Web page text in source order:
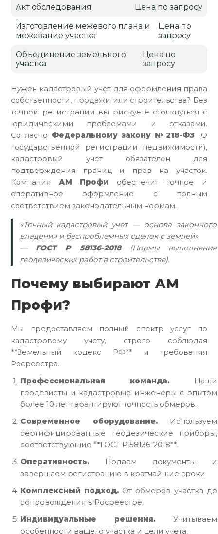
Нужен кадастровый учет для оформления права
собственности, продажи или строительства? Без
точной регистрации вы рискуете столкнуться с
юридическими проблемами и отказами.
Согласно Федеральному закону №218-ФЗ (О
государственной регистрации недвижимости),
кадастровый учет обязателен для
подтверждения границ и прав на участок.
Компания АМ Профи обеспечит точное и
оперативное оформление с полным
соответствием законодательным нормам.
«Точный кадастровый учет — основа законного
владения и беспроблемных сделок с землей»
— ГОСТ Р 58136-2018(Нормы выполнения
геодезических работ в строительстве).
Почему выбирают АМ
Профи?
Мы предоставляем полный спектр услуг по
кадастровому учету, строго соблюдая
**Земельный кодекс РФ** и требования
Росреестра.
Профессиональная команда. Наши
геодезисты и кадастровые инженеры с опытом
более 10 лет гарантируют точность обмеров.
Современное оборудование.Используем
сертифицированные геодезические приборы,
соответствующие **ГОСТ Р 58136-2018**.
Оперативность. Подаем документы и
завершаем регистрацию в кратчайшие сроки.
Комплексный подход. От обмеров участка до
сопровождения в Росреестре.
Индивидуальные решения. Учитываем
особенности вашего участка и цели учета.
Акт обследования Цена по запросу
Изготовление межевого плана и
межевание участка
Цена по
запросу
Объединение земельного
участка
Цена по
запросу